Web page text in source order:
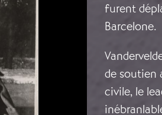
furent
Barcelone.
de soutien
civile, le